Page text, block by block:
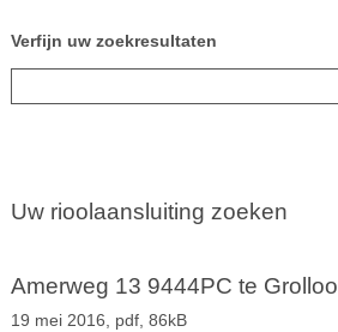
Verfijn uw zoekresultaten
Uw rioolaansluiting zoeken
Amerweg 13 9444PC te Grolloo
19 mei 2016, pdf, 86kB